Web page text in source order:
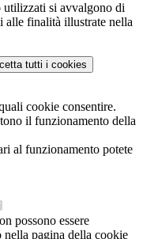
utilizzati si avvalgono di
alle finalità illustrate nella
tutti i cookies
cookie consentire.
il funzionamento della
al funzionamento potete
possono essere
pagina della cookie